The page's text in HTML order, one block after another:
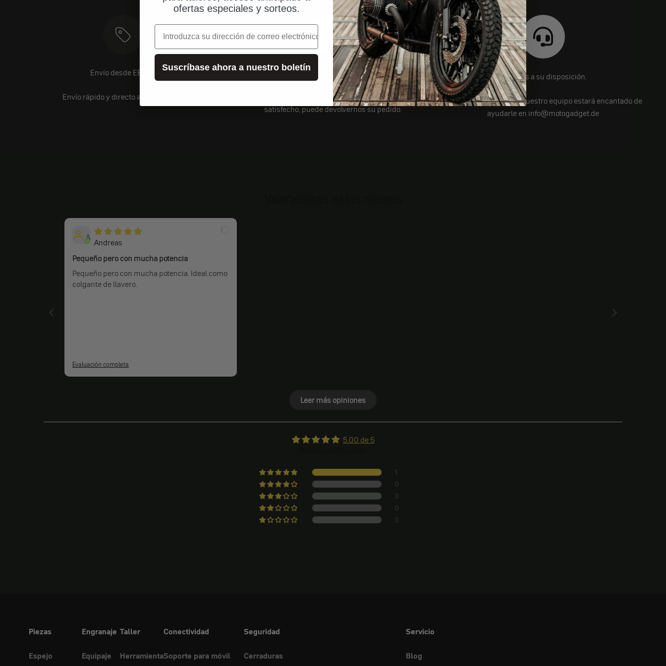
Envío desde EE. UU.
Envío rápido y directo a tu domicilio.
14 días de prueba sin riesgo
¿No está satisfecho? No hay problema. Si no está
satisfecho, puede devolvernos su pedido.
Estamos a su disposición.
¿Aún tiene preguntas? Nuestro equipo estará encantado de
ayudarle en info@motogadget.de
A Andreas
Pequeño pero con mucha potencia
Pequeño pero con mucha potencia. Ideal como
colgante de llavero.
Evaluación completa
Leer más opiniones
5.00 de 5
1
0
0
0
0
Piezas
Espejo
Engranaje
Equipaje
Taller
Herramienta
Conectividad
Soporte para móvil
Seguridad
Cerraduras
Servicio
Blog
ofertas especiales y sorteos.
correo electrónico
Suscríbase ahora a nuestro boletín